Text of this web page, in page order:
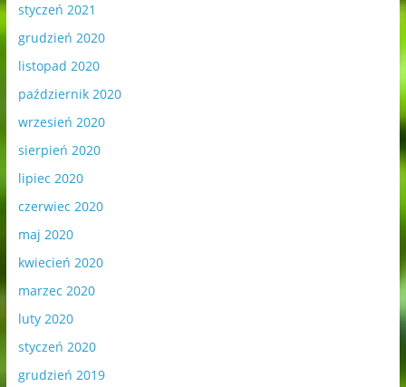
styczeń 2021
grudzień 2020
listopad 2020
październik 2020
wrzesień 2020
sierpień 2020
lipiec 2020
czerwiec 2020
maj 2020
kwiecień 2020
marzec 2020
luty 2020
styczeń 2020
grudzień 2019